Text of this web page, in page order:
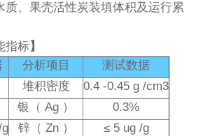
质、果壳活性炭装填体积及运行累
指标】
分析项目
测试数据
堆积密度
0.4 -0.45 g /cm3
银（ Ag ）
0.3%
锌（ Zn ）
≤ 5 ug /g